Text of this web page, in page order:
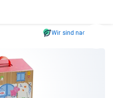
Wir sind nachhaltig